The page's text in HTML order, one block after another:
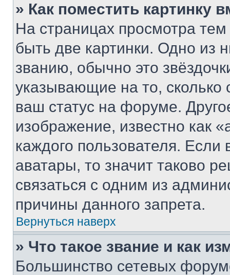
» Как поместить картинку
На страницах просмотра
быть две картинки. Одно из
званию, обычно это
указывающие на то,
ваш статус на форуме.
изображение, известно как
каждого пользователя.
аватары, то значит таково
связаться с одним из
причины данного запрета.
Вернуться наверх
» Что такое звание и как
Большинство сетевых